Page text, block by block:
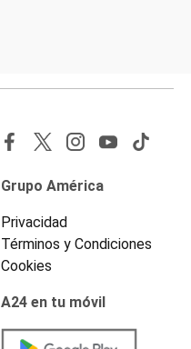
Grupo América
Privacidad
Términos y Condiciones
Cookies
A24 en tu móvil